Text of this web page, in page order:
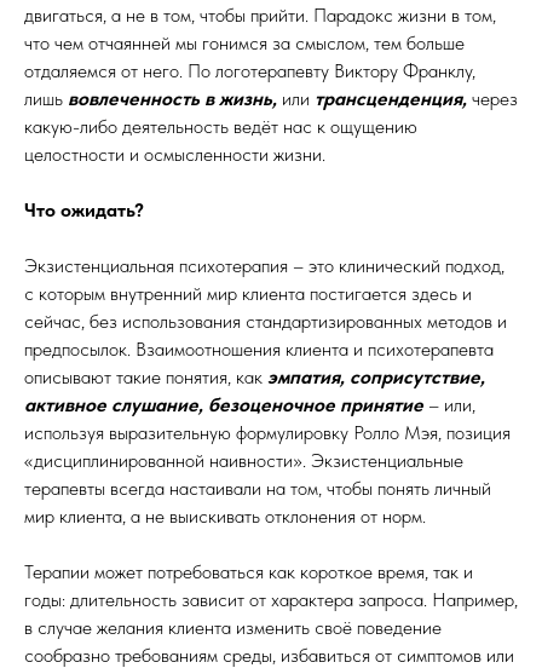
двигаться, а не в том, чтобы прийти. Парадокс жизни в том,
что чем отчаянней мы гонимся за смыслом, тем больше
отдаляемся от него. По логотерапевту Виктору Франклу,
лишь вовлеченность в жизнь, или трансценденция, через
какую-либо деятельность ведёт нас к ощущению
целостности и осмысленности жизни.
Что ожидать?
Экзистенциальная психотерапия – это клинический подход,
с которым внутренний мир клиента постигается здесь и
сейчас, без использования стандартизированных методов и
предпосылок. Взаимоотношения клиента и психотерапевта
описывают такие понятия, как эмпатия, соприсутствие,
активное слушание, безоценочное принятие – или,
используя выразительную формулировку Ролло Мэя, позиция
«дисциплинированной наивности». Экзистенциальные
терапевты всегда настаивали на том, чтобы понять личный
мир клиента, а не выискивать отклонения от норм.
Терапии может потребоваться как короткое время, так и
годы: длительность зависит от характера запроса. Например,
в случае желания клиента изменить своё поведение
сообразно требованиям среды, избавиться от симптомов или